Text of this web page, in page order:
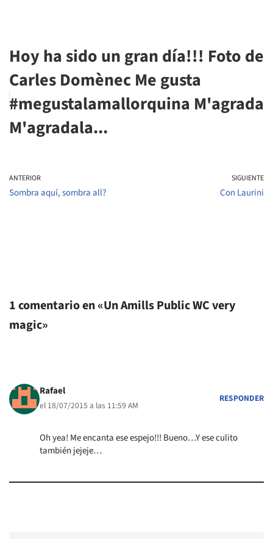
Hoy ha sido un gran día!!! Foto de
Carles Domènec Me gusta
#megustalamallorquina M'agrada
M'agradala...
ANTERIOR
Sombra aquí, sombra all?
SIGUIENTE
Con Laurini
1 comentario en «Un Amills Public WC very
magic»
Rafael
el 18/07/2015 a las 11:59 AM
RESPONDER
Oh yea! Me encanta ese espejo!!! Bueno…Y ese culito
también jejeje…